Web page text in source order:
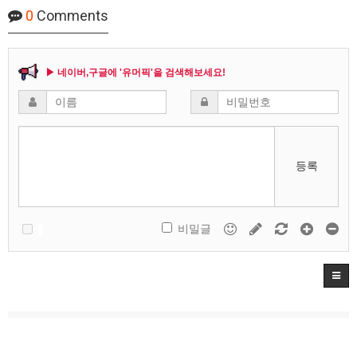
0 Comments
▶ 네이버,구글에 '유머픽'을 검색해보세요!
등록
비밀글